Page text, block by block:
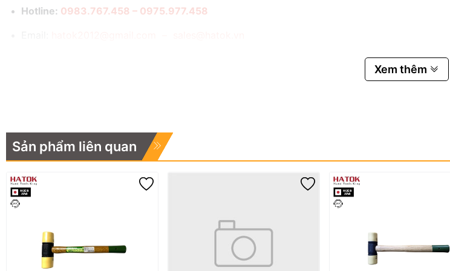
Hotline: 0983.767.458 – 0975.977.458
Xem thêm
Sản phẩm liên quan